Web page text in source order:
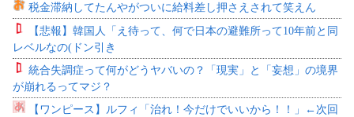
税金滞納してたんやがついに給料差し押さえされて笑えん
【悲報】韓国人「え待って、何で日本の避難所って10年前と同
レベルなの(ドン引き
統合失調症って何がどうヤバいの？「現実」と「妄想」の境界
が崩れるってマジ？
【ワンピース】ルフィ「治れ！今だけでいいから！！」←次回